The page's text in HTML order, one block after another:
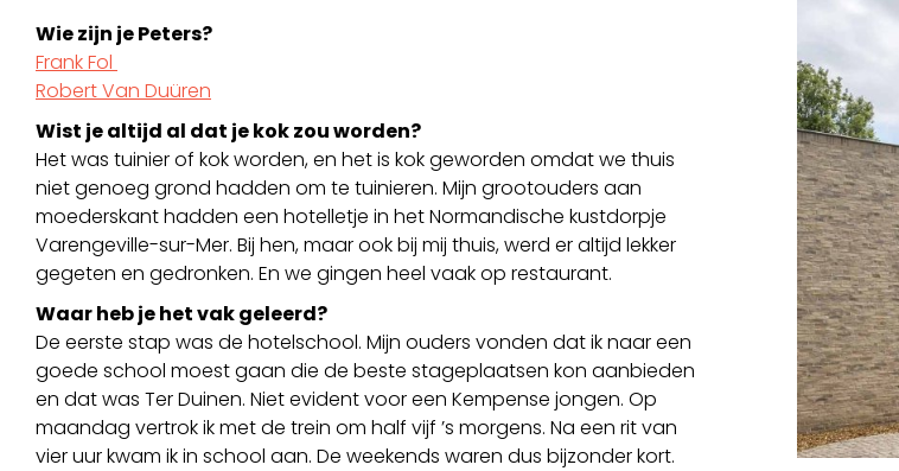
Wie zijn je Peters?
Frank Fol
Robert Van Duüren
Wist je altijd al dat je kok zou worden?
Het was tuinier of kok worden, en het is kok geworden omdat we thuis
niet genoeg grond hadden om te tuinieren. Mijn grootouders aan
moederskant hadden een hotelletje in het Normandische kustdorpje
Varengeville-sur-Mer. Bij hen, maar ook bij mij thuis, werd er altijd lekker
gegeten en gedronken. En we gingen heel vaak op restaurant.
Waar heb je het vak geleerd?
De eerste stap was de hotelschool. Mijn ouders vonden dat ik naar een
goede school moest gaan die de beste stageplaatsen kon aanbieden
en dat was Ter Duinen. Niet evident voor een Kempense jongen. Op
maandag vertrok ik met de trein om half vijf ’s morgens. Na een rit van
vier uur kwam ik in school aan. De weekends waren dus bijzonder kort.